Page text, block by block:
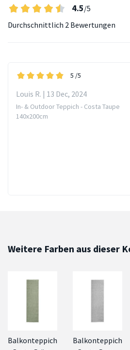
4.5/5
Durchschnittlich 2 Bewertungen
5 /5
Louis R. | 13 Dec, 2024
In- & Outdoor Teppich - Costa Taupe
140x200cm
Weitere Farben aus dieser
Balkonteppich
Balkonteppich